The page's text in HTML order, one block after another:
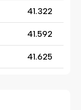
41.322
41.592
41.625